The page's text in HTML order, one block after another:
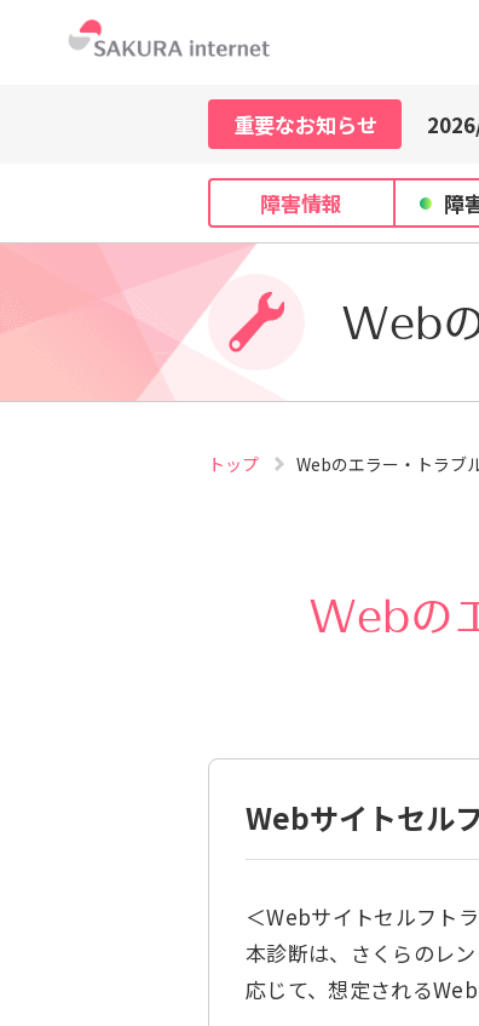
重要なお知らせ
障害情報 障
Web
トップ Webのエラー・トラブ
Webの
Webサイトセル
＜Webサイトセルフト
本診断は、さくらのレ
応じて、想定される